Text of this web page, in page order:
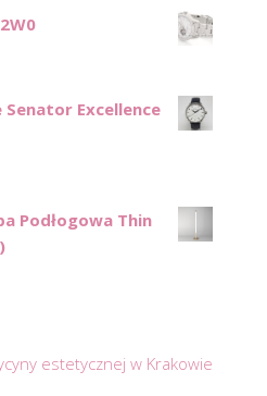
Excellence
Podłogowa Thin
estetycznej w Krakowie